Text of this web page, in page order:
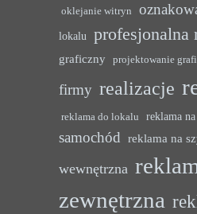
oklejanie witryn
lokalu profesjonalna
graficzny
projektowanie
firmy realizacje
reklama do lokalu reklama
samochód reklama na
wewnętrzna
zewnętrzna